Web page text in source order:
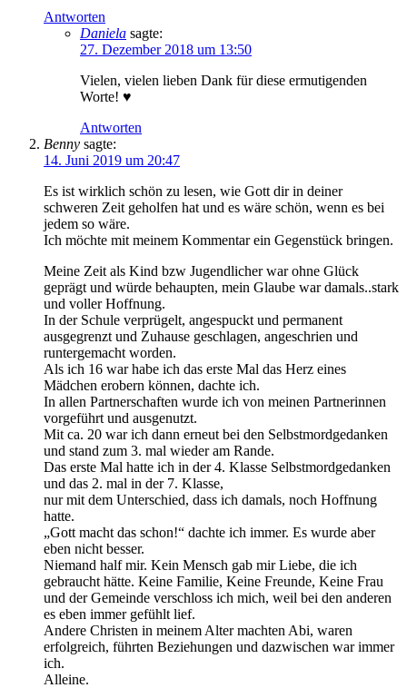
Antworten
Daniela sagte:
27. Dezember 2018 um 13:50
Vielen, vielen lieben Dank für diese ermutigenden
Worte! ♥
Antworten
Benny sagte:
14. Juni 2019 um 20:47
Es ist wirklich schön zu lesen, wie Gott dir in deiner
schweren Zeit geholfen hat und es wäre schön, wenn es bei
jedem so wäre.
Ich möchte mit meinem Kommentar ein Gegenstück bringen.
Meine Zeit als Kind bzw Jugendlicher war ohne Glück
geprägt und würde behaupten, mein Glaube war damals..stark
und voller Hoffnung.
In der Schule verprügelt, angespuckt und permanent
ausgegrenzt und Zuhause geschlagen, angeschrien und
runtergemacht worden.
Als ich 16 war habe ich das erste Mal das Herz eines
Mädchen erobern können, dachte ich.
In allen Partnerschaften wurde ich von meinen Partnerinnen
vorgeführt und ausgenutzt.
Mit ca. 20 war ich dann erneut bei den Selbstmordgedanken
und stand zum 3. mal wieder am Rande.
Das erste Mal hatte ich in der 4. Klasse Selbstmordgedanken
und das 2. mal in der 7. Klasse,
nur mit dem Unterschied, dass ich damals, noch Hoffnung
hatte.
„Gott macht das schon!“ dachte ich immer. Es wurde aber
eben nicht besser.
Niemand half mir. Kein Mensch gab mir Liebe, die ich
gebraucht hätte. Keine Familie, Keine Freunde, Keine Frau
und der Gemeinde verschloss ich mich, weil bei den anderen
es eben immer gefühlt lief.
Andere Christen in meinem Alter machten Abi, waren
erfolgreich, führten Beziehungen und dazwischen war immer
ich.
Alleine.